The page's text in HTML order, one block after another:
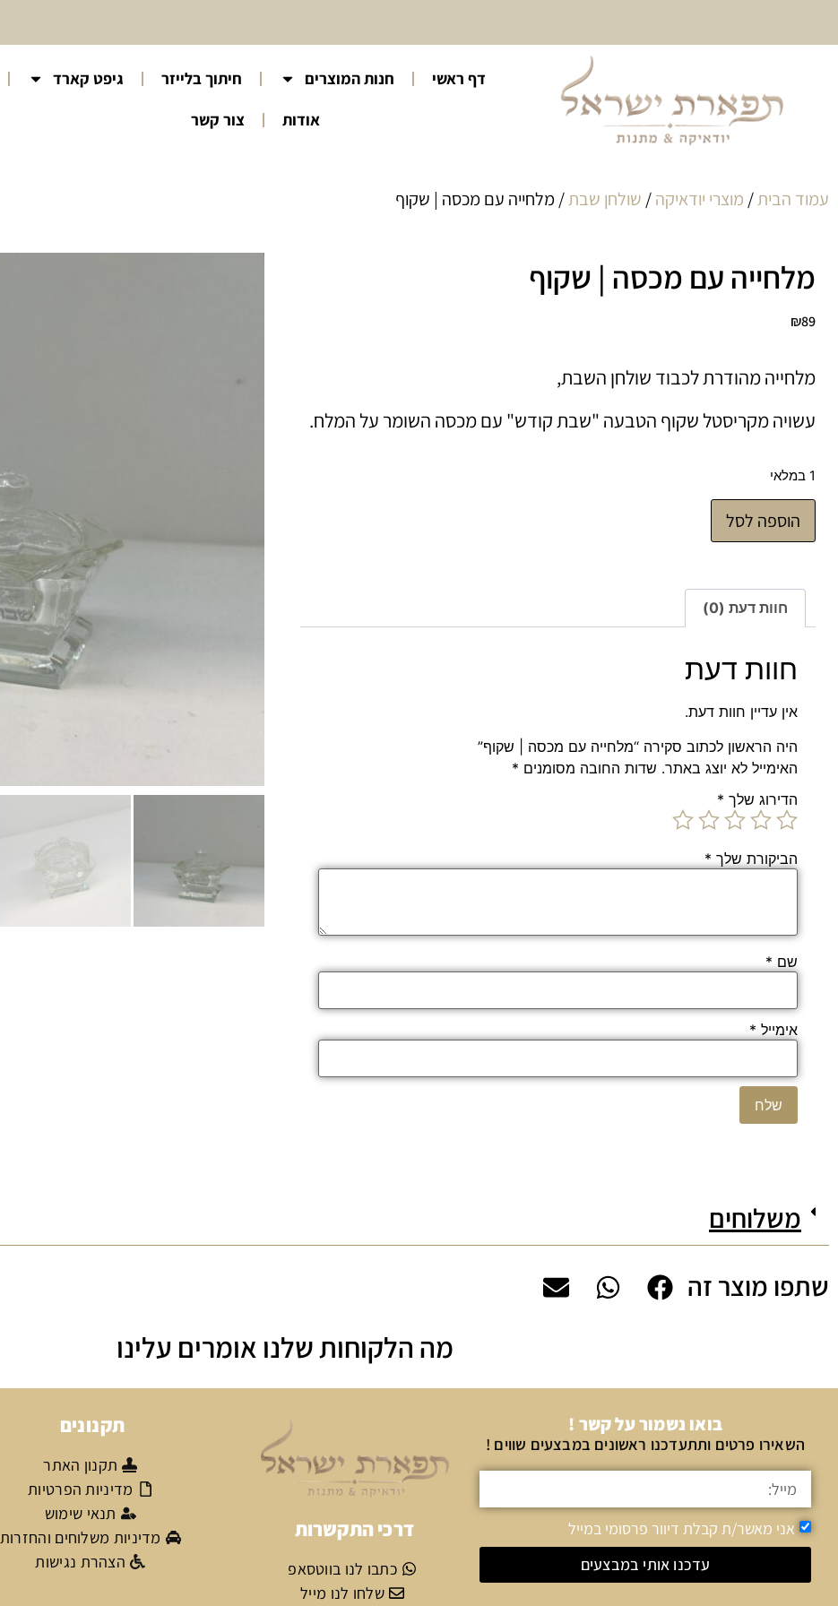
10% הנחה על כל קטגוריית
כיסוי לטלית ולתפילין דף ראשי חנות המוצרים חיתוך בלייזר
גיפט קארד
אודות
צור קשר
עמוד הבית/ מוצרי יודאיקה/ שולחן שבת/ מלחייה עם מכסה | שקוף
מלחייה עם מכסה | שקוף
₪89
מלחייה מהודרת לכבוד שולחן השבת,
עשויה מקריסטל שקוף הטבעה "שבת קודש" עם מכסה השומר על המלח.
1 במלאי
הוספה לסל
חוות דעת (0)
חוות דעת
אין עדיין חוות דעת.
היה הראשון לכתוב סקירה “מלחייה עם מכסה | שקוף”
האימייל לא יוצג באתר. שדות החובה מסומנים *
הדירוג שלך *
הביקורת שלך *
שם *
אימייל *
משלוחים
שתפו מוצר זה
מה הלקוחות שלנו אומרים עלינו
בואו נשמור על קשר !
השאירו פרטים ותתעדכנו ראשונים במבצעים שווים !
אני מאשר/ת קבלת דיוור פרסומי במייל
עדכנו אותי במבצעים
דרכי התקשרות
כתבו לנו בווטסאפ
שלחו לנו מייל
תקנונים
תקנון האתר
מדיניות הפרטיות
תנאי שימוש
מדיניות משלוחים והחזרות
הצהרת נגישות